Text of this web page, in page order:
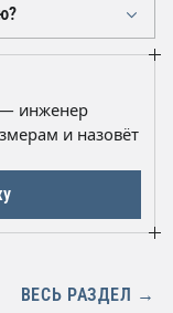
мы подберём
DN8 (5/16"),
до 40
паспорт
для
при
инженер
и назовёт
ВЕСЬ РАЗДЕЛ →